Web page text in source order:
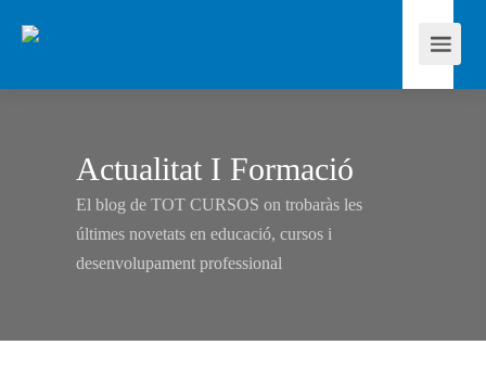
Actualitat I Formació
El blog de TOT CURSOS on trobaràs les
últimes novetats en educació, cursos i
desenvolupament professional